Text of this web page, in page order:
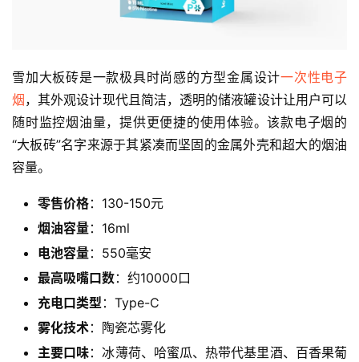
雪加大板砖是一款极具时尚感的方型金属设计一次性电子
烟 ，其外观设计现代且简洁，透明的储液罐设计让用户可以
随时监控烟油量，提供更便捷的使用体验。该款电子烟的
“大板砖”名字来源于其紧凑而坚固的金属外壳和超大的烟油
容量。
零售价格：130-150元
烟油容量：16ml
电池容量：550毫安
最高吸嘴口数：约10000口
充电口类型：Type-C
雾化技术：陶瓷芯雾化
主要口味：冰薄荷、哈蜜瓜、热带代基里酒、百香果葡